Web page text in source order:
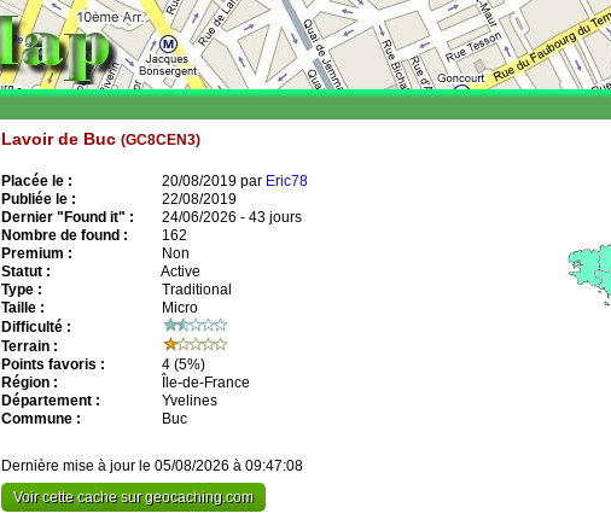
Lavoir de Buc (GC8CEN3)
Placée le : 20/08/2019 par Eric78
Publiée le :
22/08/2019
Dernier "Found it" :
24/06/2026 - 43 jours
Nombre de found :
162
Premium :
Non
Statut :
Active
Type :
Traditional
Taille :
Micro
Difficulté :
Terrain :
Points favoris :
4 (5%)
Région :
Île-de-France
Département :
Yvelines
Commune :
Buc
Dernière mise à jour le 05/08/2026 à 09:47:08
Voir cette cache sur geocaching.com